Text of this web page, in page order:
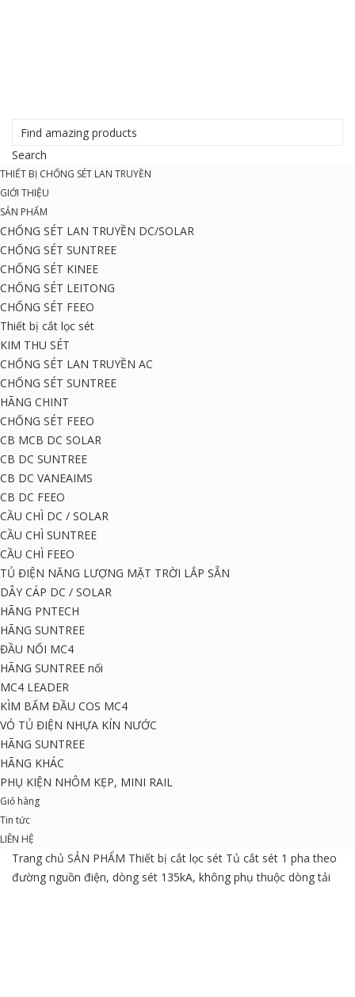
THIẾT BỊ CHỐNG SÉT LAN TRUYỀN
GIỚI THIỆU
SẢN PHẨM
CHỐNG SÉT LAN TRUYỀN DC/SOLAR
CHỐNG SÉT SUNTREE
CHỐNG SÉT KINEE
CHỐNG SÉT LEITONG
CHỐNG SÉT FEEO
Thiết bị cắt lọc sét
KIM THU SÉT
CHỐNG SÉT LAN TRUYỀN AC
CHỐNG SÉT SUNTREE
HÃNG CHINT
CHỐNG SÉT FEEO
CB MCB DC SOLAR
CB DC SUNTREE
CB DC VANEAIMS
CB DC FEEO
CẦU CHÌ DC / SOLAR
CẦU CHÌ SUNTREE
CẦU CHÌ FEEO
TỦ ĐIỆN NĂNG LƯỢNG MẶT TRỜI LẮP SẴN
DÂY CÁP DC / SOLAR
HÃNG PNTECH
HÃNG SUNTREE
ĐẦU NỐI MC4
HÃNG SUNTREE nối
MC4 LEADER
KÌM BẤM ĐẦU COS MC4
VỎ TỦ ĐIỆN NHỰA KÍN NƯỚC
HÃNG SUNTREE
HÃNG KHÁC
PHỤ KIỆN NHÔM KẸP, MINI RAIL
Giỏ hàng
Tin tức
LIÊN HỆ
Trang chủ SẢN PHẨM Thiết bị cắt lọc sét Tủ cắt sét 1 pha theo
đường nguồn điện, dòng sét 135kA, không phụ thuộc dòng tải